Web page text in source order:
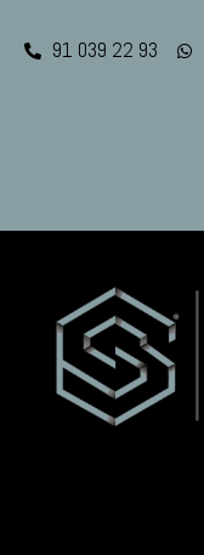
91 039 22 93